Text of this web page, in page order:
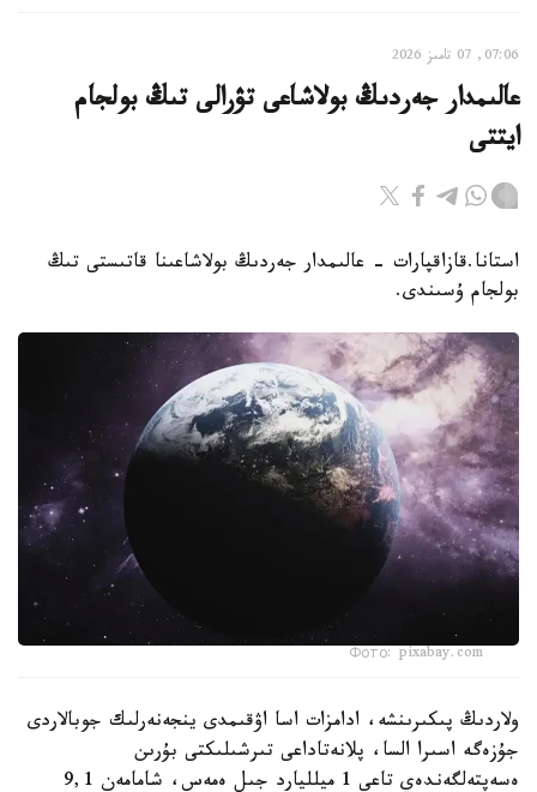
07:06, 07 تامىز 2026
عالىمدار جەردىڭ بولاشاعى تۋرالى تىڭ بولجام
ايتتى
استانا.قازاقپارات - عالىمدار جەردىڭ بولاشاعىنا قاتىستى تىڭ
بولجام ۇسىندى.
Фото: pixabay.com
ولاردىڭ پىكىرىنشە، ادامزات اسا اۋقىمدى ينجەنەرلىك جوبالاردى
جۇزەگە اسىرا السا، پلانەتاداعى تىرشىلىكتى بۇرىن
ەسەپتەلگەندەي تاعى 1 ميلليارد جىل ەمەس، شامامەن 9,1